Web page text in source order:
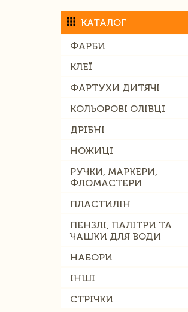
КАТАЛОГ
ФАРБИ
КЛЕЇ
ФАРТУХИ ДИТЯЧІ
КОЛЬОРОВІ ОЛІВЦІ
ДРІБНІ
НОЖИЦІ
РУЧКИ, МАРКЕРИ,
ФЛОМАСТЕРИ
ПЛАСТИЛІН
ПЕНЗЛІ, ПАЛІТРИ ТА
ЧАШКИ ДЛЯ ВОДИ
НАБОРИ
ІНШІ
СТРІЧКИ